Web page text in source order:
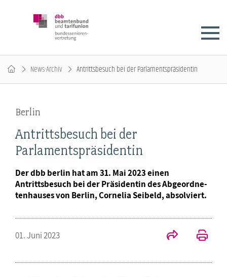
News-Archiv Antrittsbesuch bei der Parlamentspräsidentin
Berlin
Antrittsbesuch bei der
Parlamentspräsidentin
Der dbb berlin hat am 31. Mai 2023 einen
Antrittsbesuch bei der Präsidentin des Abgeordne-
tenhauses von Berlin, Cornelia Seibeld, absolviert.
01. Juni 2023